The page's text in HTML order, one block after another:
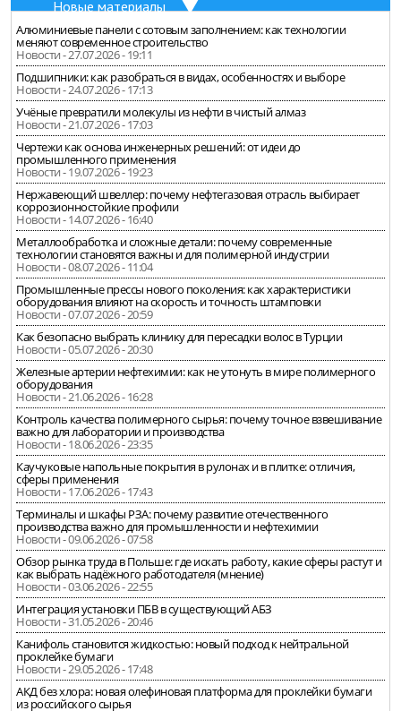
Новые материалы
Алюминиевые панели с сотовым заполнением: как технологии
меняют современное строительство
Новости - 27.07.2026 - 19:11
Подшипники: как разобраться в видах, особенностях и выборе
Новости - 24.07.2026 - 17:13
Учёные превратили молекулы из нефти в чистый алмаз
Новости - 21.07.2026 - 17:03
Чертежи как основа инженерных решений: от идеи до
промышленного применения
Новости - 19.07.2026 - 19:23
Нержавеющий швеллер: почему нефтегазовая отрасль выбирает
коррозионностойкие профили
Новости - 14.07.2026 - 16:40
Металлообработка и сложные детали: почему современные
технологии становятся важны и для полимерной индустрии
Новости - 08.07.2026 - 11:04
Промышленные прессы нового поколения: как характеристики
оборудования влияют на скорость и точность штамповки
Новости - 07.07.2026 - 20:59
Как безопасно выбрать клинику для пересадки волос в Турции
Новости - 05.07.2026 - 20:30
Железные артерии нефтехимии: как не утонуть в мире полимерного
оборудования
Новости - 21.06.2026 - 16:28
Контроль качества полимерного сырья: почему точное взвешивание
важно для лаборатории и производства
Новости - 18.06.2026 - 23:35
Каучуковые напольные покрытия в рулонах и в плитке: отличия,
сферы применения
Новости - 17.06.2026 - 17:43
Терминалы и шкафы РЗА: почему развитие отечественного
производства важно для промышленности и нефтехимии
Новости - 09.06.2026 - 07:58
Обзор рынка труда в Польше: где искать работу, какие сферы растут и
как выбрать надёжного работодателя (мнение)
Новости - 03.06.2026 - 22:55
Интеграция установки ПБВ в существующий АБЗ
Новости - 31.05.2026 - 20:46
Канифоль становится жидкостью: новый подход к нейтральной
проклейке бумаги
Новости - 29.05.2026 - 17:48
АКД без хлора: новая олефиновая платформа для проклейки бумаги
из российского сырья